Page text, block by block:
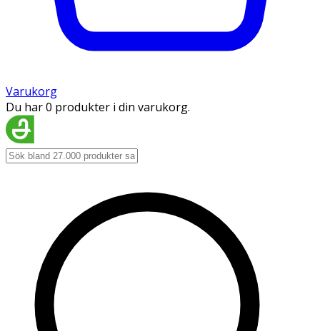
Varukorg
Du har 0 produkter i din varukorg.